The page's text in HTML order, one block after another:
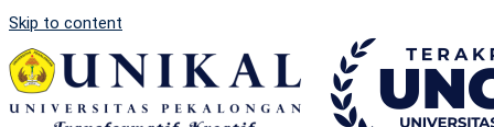
Skip to content